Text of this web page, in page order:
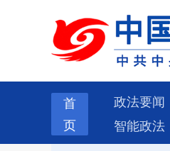
首
页
政法要闻
智能政法